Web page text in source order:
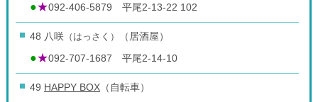
●★092-406-5879 平尾2-13-22 102
48 八咲（はっさく） （居酒屋）
●★092-707-1687 平尾2-14-10
49 HAPPY BOX（自転車）